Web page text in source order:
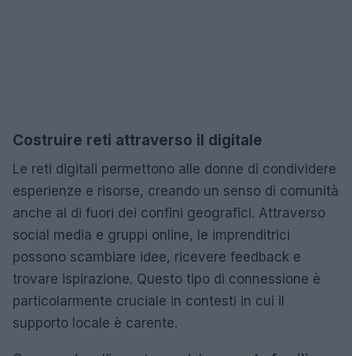
Costruire reti attraverso il digitale
Le reti digitali permettono alle donne di condividere
esperienze e risorse, creando un senso di comunità
anche al di fuori dei confini geografici. Attraverso
social media e gruppi online, le imprenditrici
possono scambiare idee, ricevere feedback e
trovare ispirazione. Questo tipo di connessione è
particolarmente cruciale in contesti in cui il
supporto locale è carente.